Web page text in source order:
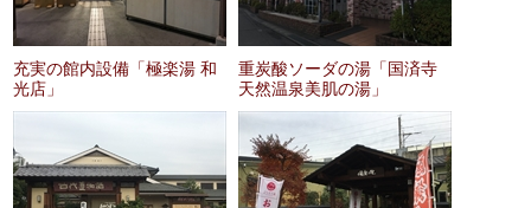
充実の館内設備「極楽湯 和
光店」
重炭酸ソーダの湯「国済寺
天然温泉美肌の湯」